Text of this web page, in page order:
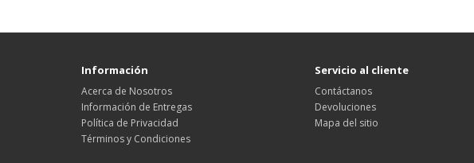
Información
Acerca de Nosotros
Información de Entregas
Política de Privacidad
Términos y Condiciones
Servicio al cliente
Contáctanos
Devoluciones
Mapa del sitio